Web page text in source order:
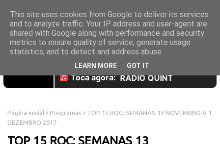
Página inicial Programas
TOP 15 RQC: SEMANAS 13 NOVEMBRO A 1
DEZEMBRO 2017
TOP 15 RQC: SEMANAS 13
This site uses cookies from Google to deliver its services
and to analyze traffic. Your IP address and user-agent are
shared with Google along with performance and security
metrics to ensure quality of service, generate usage
statistics, and to detect and address abuse.
LEARN MORE GOT IT